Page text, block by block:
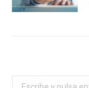
Buscar: